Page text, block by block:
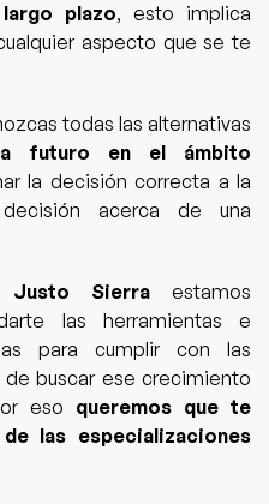
plazo, esto implica
aspecto que se te
todas las alternativas
a futuro en el ámbito
la decisión correcta a la
acerca de una
Justo Sierra estamos
las herramientas e
para cumplir con las
buscar ese crecimiento
eso queremos que te
las especializaciones